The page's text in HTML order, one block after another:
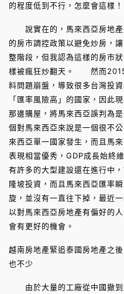
的程度低到不行，怎麼會這樣！
說實在的，馬來西亞房地產
的房市調控政策以避免炒房，
整階段，但我認為這樣的房市
樣被瘋狂炒翻天。 然而2015
料問題崩盤，導致很多台灣投
「匯率風險高」的國家，因此
那邊購屋，將馬來西亞誤判
個對馬來西亞來說是一個很不
來西亞單一國家發生，而且馬
表現相當優秀，GDP成長始
有許多的大型建設還在進行中
隆坡投資，而且馬來西亞匯率
旋，並沒有一直往下掉，最近
以對馬來西亞房地產有偏好的
會有更好的機會。
越南房地產緊追泰國房地產之
也不少
由於大量的工廠從中國撤到